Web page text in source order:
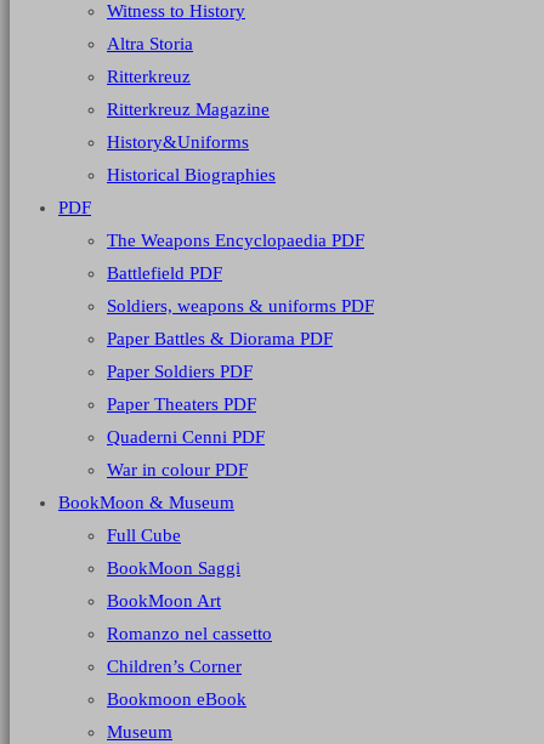
Witness to History
Altra Storia
Ritterkreuz
Ritterkreuz Magazine
History&Uniforms
Historical Biographies
PDF
The Weapons Encyclopaedia PDF
Battlefield PDF
Soldiers, weapons & uniforms PDF
Paper Battles & Diorama PDF
Paper Soldiers PDF
Paper Theaters PDF
Quaderni Cenni PDF
War in colour PDF
BookMoon & Museum
Full Cube
BookMoon Saggi
BookMoon Art
Romanzo nel cassetto
Children’s Corner
Bookmoon eBook
Museum